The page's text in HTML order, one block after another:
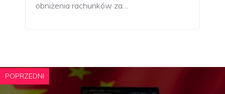
obniżenia rachunków za…
POPRZEDNI